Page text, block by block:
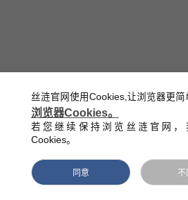
丝涟官网使用Cookies,让浏览器更简
浏览器Cookies。
若您继续保持浏览丝涟官网，
Cookies。
同意 不